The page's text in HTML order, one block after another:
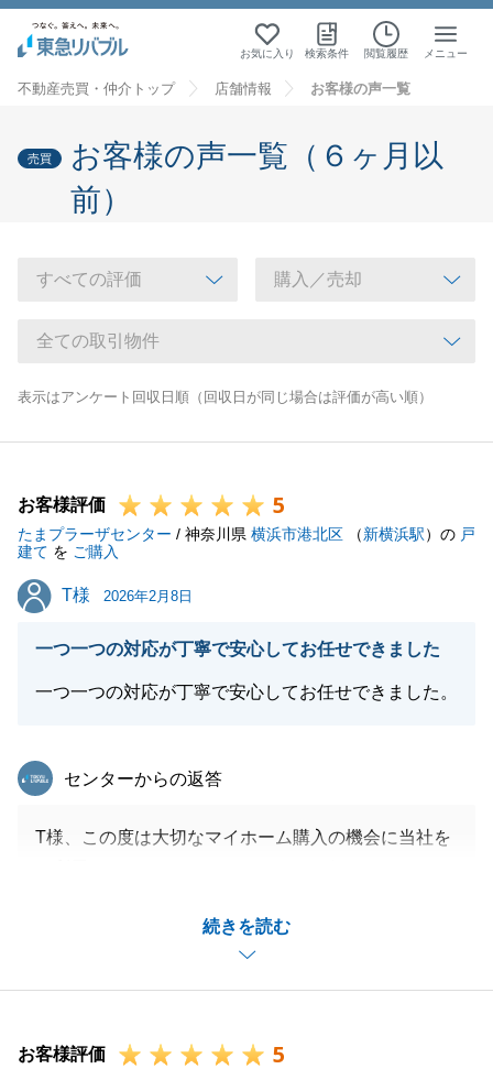
お気に入り 検索条件 閲覧履歴 メニュー
不動産売買・仲介トップ 店舗情報 お客様の声一覧
売買
お客様の声一覧（６ヶ月以
前）
表示はアンケート回収日順（回収日が同じ場合は評価が高い順）
お客様評価 5
たまプラーザセンター / 神奈川県 横浜市港北区 （新横浜駅）の 戸
建て を ご購入
T様
T様 2026年2月8日
一つ一つの対応が丁寧で安心してお任せできました
一つ一つの対応が丁寧で安心してお任せできました。
続きを読む
東急リバブル
センターからの返答
T様、この度は大切なマイホーム購入の機会に当社を
して大変嬉しく思っております。
魅力的なポイントが溢れる素敵なご自宅での新生活を
ぜひ奥様とお楽しみください。
気軽にお申し付けくださいませ。
お客様評価 5